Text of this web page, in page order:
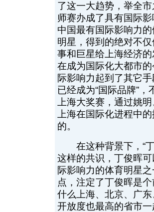
了这一大趋势，举全
师赛办成了具有国际
中国最有国际影响力
明星，得到的绝对不
事和巨星给上海经济
在成为国际化大都市
际影响力起到了其它
已经成为“国际品牌”
上海大奖赛，通过姚
上海在国际化进程中
的。
在这种背景下，“丁
这样的共识，丁俊晖
际影响力的体育明星
点，注定了丁俊晖是
什么上海、北京、广
开放度也最高的省市一